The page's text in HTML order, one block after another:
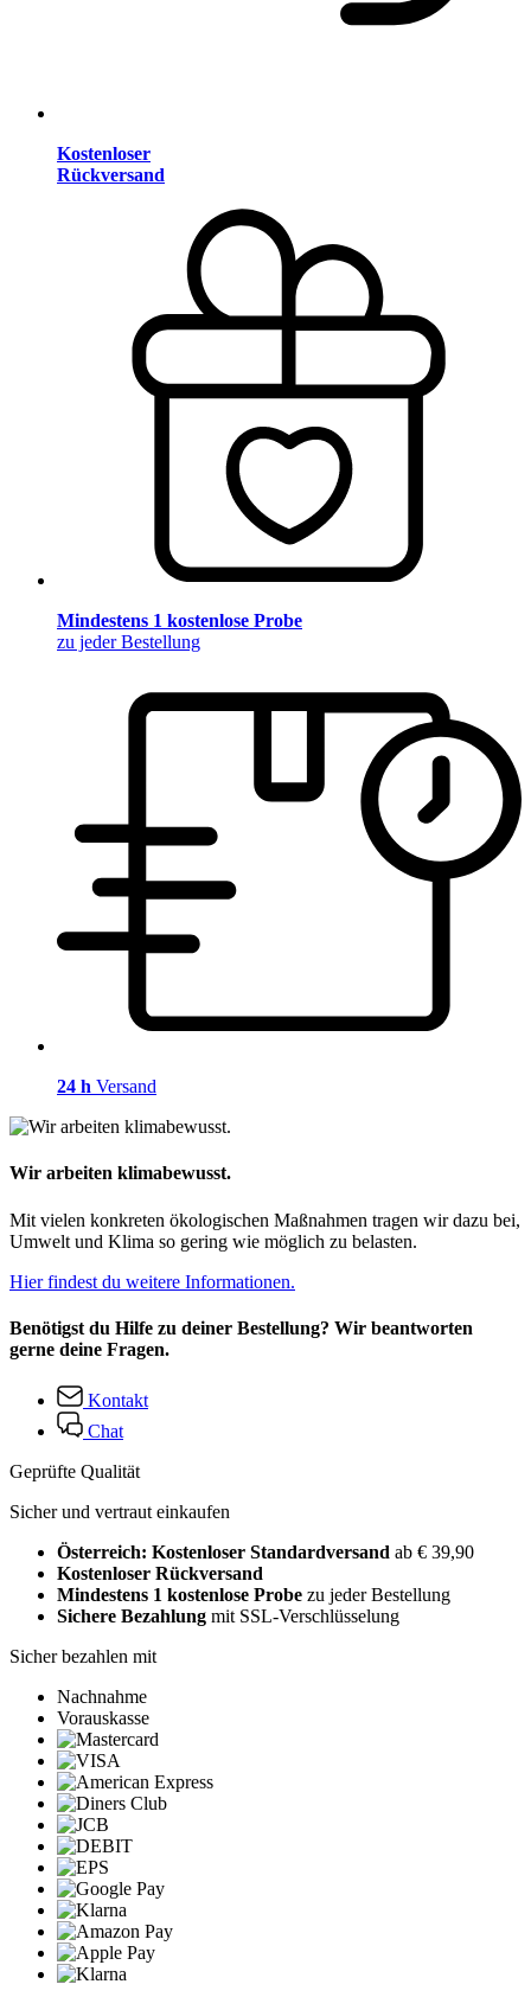
Kostenloser
Rückversand
Mindestens 1 kostenlose Probe
zu jeder Bestellung
24 h Versand
Wir arbeiten klimabewusst.
Mit vielen konkreten ökologischen Maßnahmen tragen wir dazu bei,
Umwelt und Klima so gering wie möglich zu belasten.
Hier findest du weitere Informationen.
Benötigst du Hilfe zu deiner Bestellung? Wir beantworten
gerne deine Fragen.
Kontakt
Chat
Geprüfte Qualität
Sicher und vertraut einkaufen
Österreich: Kostenloser Standardversand ab € 39,90
Kostenloser Rückversand
Mindestens 1 kostenlose Probe zu jeder Bestellung
Sichere Bezahlung mit SSL-Verschlüsselung
Sicher bezahlen mit
Nachnahme
Vorauskasse